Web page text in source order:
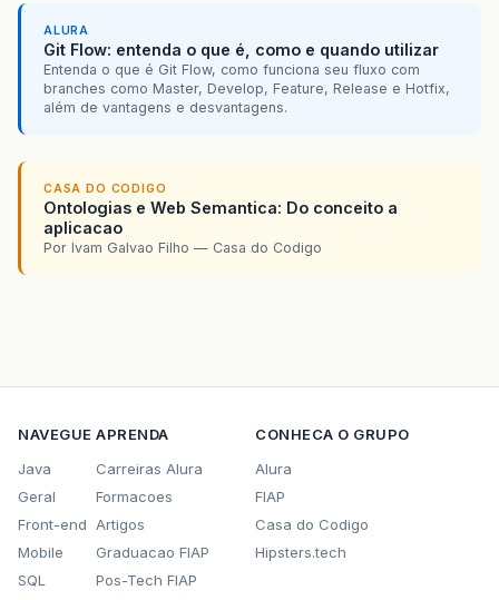
ALURA
Git Flow: entenda o que é, como e quando utilizar
Entenda o que é Git Flow, como funciona seu fluxo com
branches como Master, Develop, Feature, Release e Hotfix,
além de vantagens e desvantagens.
CASA DO CODIGO
Ontologias e Web Semantica: Do conceito a
aplicacao
Por Ivam Galvao Filho — Casa do Codigo
NAVEGUE
Java
Geral
Front-end
Mobile
SQL
APRENDA
Carreiras Alura
Formacoes
Artigos
Graduacao FIAP
Pos-Tech FIAP
CONHECA O GRUPO
Alura
FIAP
Casa do Codigo
Hipsters.tech